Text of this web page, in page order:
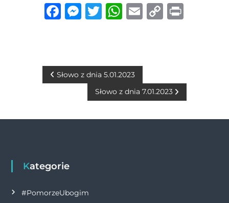
F
b
k
M
n
T
r
W
A
p
E
C
n
N
w
g
a
Słowo z dnia 5.01.2023
Słowo z dnia 7.01.2023
Kategorie
#PomorzeUbogim